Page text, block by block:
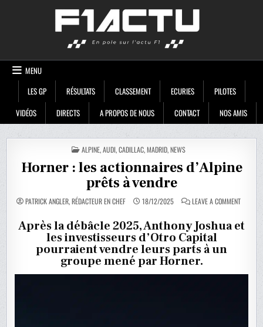
MENU
LES GP
RÉSULTATS CLASSEMENT ECURIES
PILOTES
VIDÉOS
DIRECTS A PROPOS DE NOUS CONTACT NOS AMIS
POSTED
IN
ALPINE,AUDI,CADILLAC,MADRID,NEWS
Horner : les actionnaires d’Alpine
prêts à vendre
PATRICK ANGLER, RÉDACTEUR EN CHEF 18/12/2025 LEAVE A COMMENTON
LES
Après la débâcle 2025, Anthony Joshua et
les investisseurs d’Otro Capital
pourraient vendre leurs parts à un
groupe mené par Horner.